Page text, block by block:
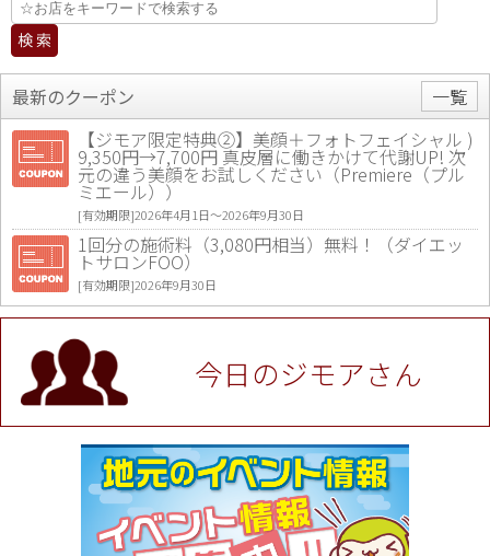
最新のクーポン
一覧
【ジモア限定特典②】美顔＋フォトフェイシャル )
9,350円→7,700円 真皮層に働きかけて代謝UP! 次
元の違う美顔をお試しください（Premiere（プル
ミエール））
[有効期限]2026年4月1日〜2026年9月30日
1回分の施術料（3,080円相当）無料！（ダイエッ
トサロンFOO）
[有効期限]2026年9月30日
値段提示後「ジモア見た」で更に買い取り金額 U
P！※チケットと新品商品は除く（大黒屋 高田馬場
駅前店）
[有効期限]2026年9月30日
★ジモア限定特典★ お会計より全品5％OFF（ナチ
ュラル＆ハンドメイドショップ［マキマキ］）
[有効期限]2026年9月30日まで
【ジモア限定①】初回割引 特価 VIO脱毛11,000円
⇒8,800円（メンズ専門ワックス脱毛サロン Mickle
（ミックル））
[有効期限]2026年9月30日
今日のジモアさん